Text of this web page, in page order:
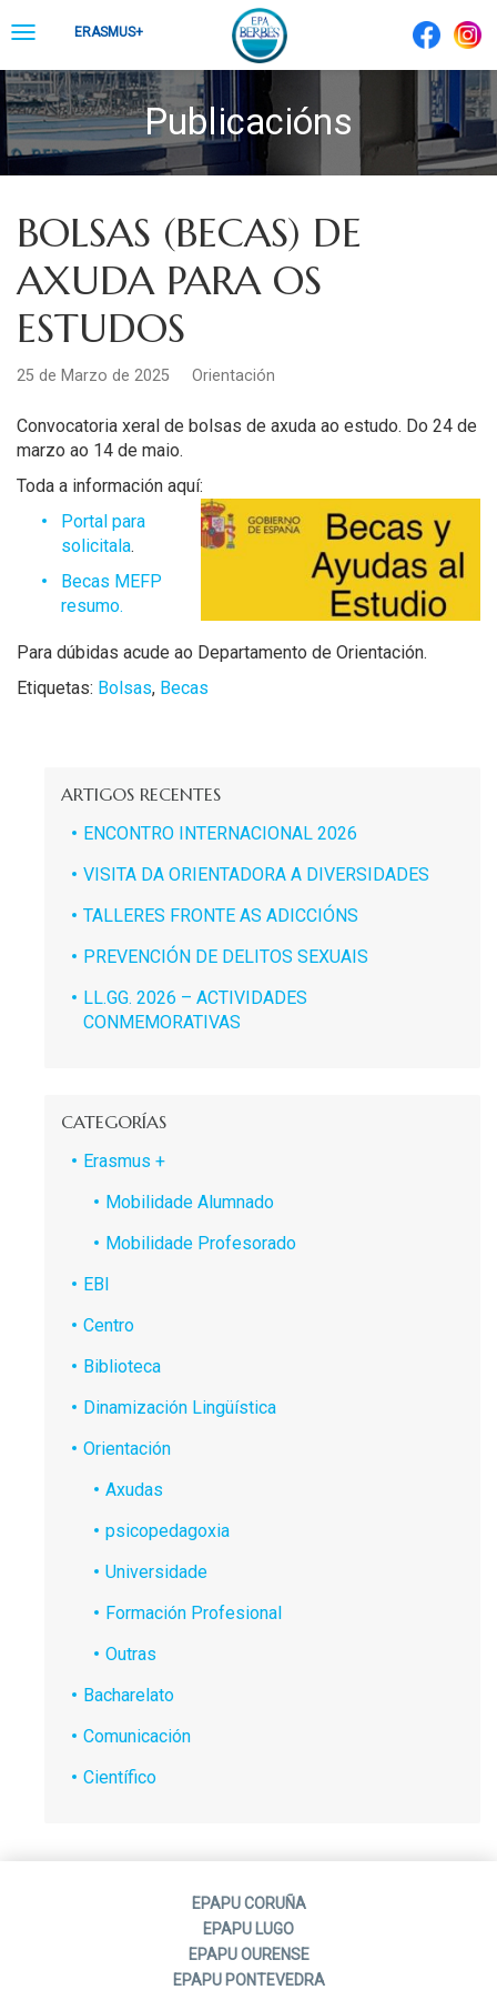
to ToggleERASMUS+
Publicacións
BOLSAS (BECAS) DE
AXUDA PARA OS
ESTUDOS
25 de Marzo de 2025 Orientación
Convocatoria xeral de bolsas de axuda ao estudo. Do 24 de
marzo ao 14 de maio.
Toda a información aquí:
Portal para
solicitala.
Becas MEFP
resumo.
Para dúbidas acude ao Departamento de Orientación.
Etiquetas: Bolsas, Becas
ARTIGOS RECENTES
ENCONTRO INTERNACIONAL 2026
VISITA DA ORIENTADORA A DIVERSIDADES
TALLERES FRONTE AS ADICCIÓNS
PREVENCIÓN DE DELITOS SEXUAIS
LL.GG. 2026 – ACTIVIDADES
CONMEMORATIVAS
CATEGORÍAS
Erasmus +
Mobilidade Alumnado
Mobilidade Profesorado
EBI
Centro
Biblioteca
Dinamización Lingüística
Orientación
Axudas
psicopedagoxia
Universidade
Formación Profesional
Outras
Bacharelato
Comunicación
Científico
EPAPU CORUÑA
EPAPU LUGO
EPAPU OURENSE
EPAPU PONTEVEDRA